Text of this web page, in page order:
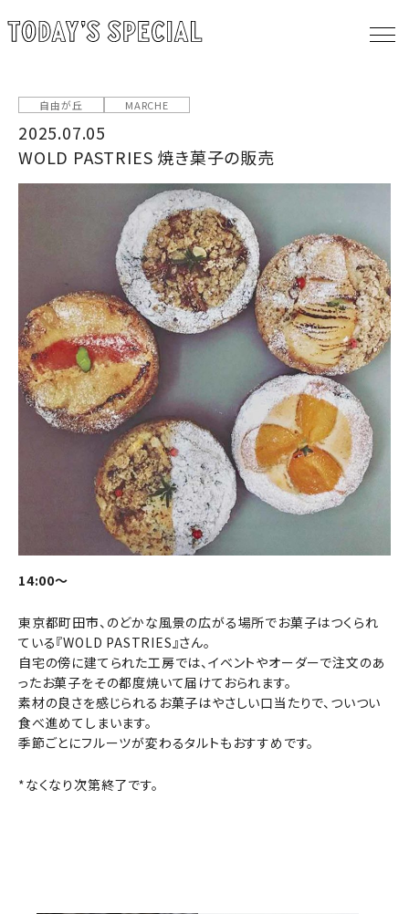
自由が丘 MARCHE
2025.07.05
WOLD PASTRIES 焼き菓子の販売
14:00～
東京都町田市、のどかな風景の広がる場所でお菓子はつくられ
ている『WOLD PASTRIES』さん。
自宅の傍に建てられた工房では、イベントやオーダーで注文のあ
ったお菓子をその都度焼いて届けておられます。
素材の良さを感じられるお菓子はやさしい口当たりで、ついつい
食べ進めてしまいます。
季節ごとにフルーツが変わるタルトもおすすめです。
*なくなり次第終了です。